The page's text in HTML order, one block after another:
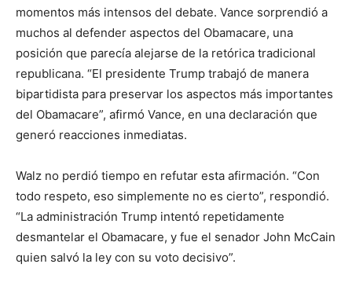
momentos más intensos del debate. Vance sorprendió a
muchos al defender aspectos del Obamacare, una
posición que parecía alejarse de la retórica tradicional
republicana. “El presidente Trump trabajó de manera
bipartidista para preservar los aspectos más importantes
del Obamacare”, afirmó Vance, en una declaración que
generó reacciones inmediatas.
Walz no perdió tiempo en refutar esta afirmación. “Con
todo respeto, eso simplemente no es cierto”, respondió.
“La administración Trump intentó repetidamente
desmantelar el Obamacare, y fue el senador John McCain
quien salvó la ley con su voto decisivo”.